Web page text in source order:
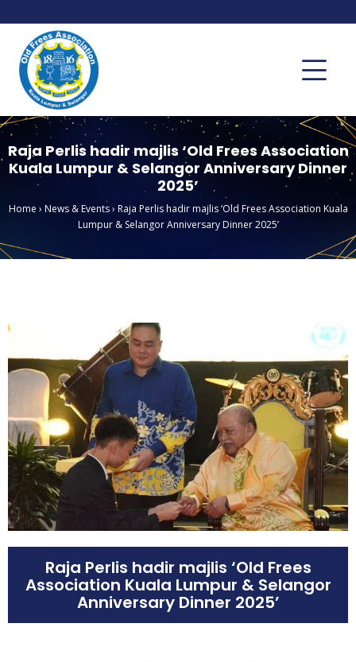
Raja Perlis hadir majlis ‘Old Frees Association
Kuala Lumpur & Selangor Anniversary Dinner
2025’
Home › News & Events› Raja Perlis hadir majlis ‘Old Frees Association Kuala
Lumpur & Selangor Anniversary Dinner 2025’
Raja Perlis hadir majlis ‘Old Frees
Association Kuala Lumpur & Selangor
Anniversary Dinner 2025’